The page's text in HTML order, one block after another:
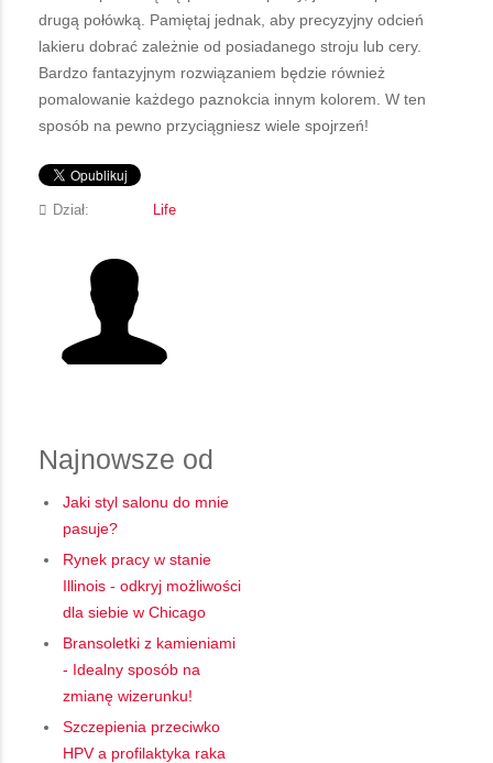
drugą połówką. Pamiętaj jednak, aby precyzyjny odcień
lakieru dobrać zależnie od posiadanego stroju lub cery.
Bardzo fantazyjnym rozwiązaniem będzie również
pomalowanie każdego paznokcia innym kolorem. W ten
sposób na pewno przyciągniesz wiele spojrzeń!
Dział: Life
Najnowsze od
Jaki styl salonu do mnie
pasuje?
Rynek pracy w stanie
Illinois - odkryj możliwości
dla siebie w Chicago
Bransoletki z kamieniami
- Idealny sposób na
zmianę wizerunku!
Szczepienia przeciwko
HPV a profilaktyka raka